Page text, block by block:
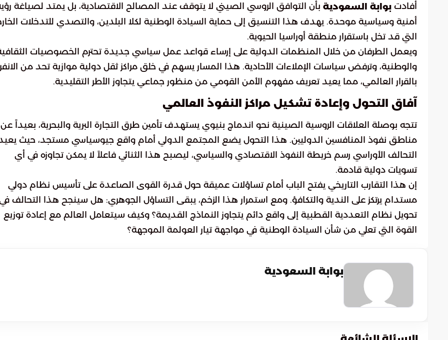
أفادت بوابة السعودية بأن التوافق الروسي الصيني لا يتوقف عند المصالح الاقتصادية، بل يمتد لصياغة
أمنية وسياسية موحدة. يهدف هذا التنسيق إلى حماية السيادة الوطنية لكلا البلدين، والتصدي للتدخلات
التي قد تخل باستقرار منطقة أوراسيا الحيوية.
ويعمل الطرفان من خلال المنظمات الدولية على إرساء قواعد عمل سياسي جديدة تحترم الخصوصيات
والوطنية، وترفض سياسات الإملاءات الأحادية. هذا المسار يسهم في خلق مراكز ثقل دولية موازية تحد من
بالقرار العالمي، مما يعيد تعريف مفهوم الأمن القومي من منظور جماعي يتجاوز الأطر التقليدية.
آفاق التحول وإعادة تشكيل مراكز النفوذ العالمي
تتجه بوصلة العلاقات الروسية الصينية نحو اندماج بنيوي يستهدف تأمين طرق التجارة البرية والبحرية، بعيداً عن
مناطق نفوذ المنافسين الدوليين. هذا التحول يضع المجتمع الدولي أمام واقع جيوسياسي مستجد، حيث
التحالف الأوراسي رسم خريطة النفوذ الاقتصادي والسياسي، ليصبح هذا الثنائي فاعلاً لا يمكن تجاوزه في أي
تسويات دولية قادمة.
إن هذا التقارب التاريخي يفتح الباب أمام تساؤلات عميقة حول قدرة القوى الصاعدة على تأسيس نظام دولي
مستدام يرتكز على الندية والتكافؤ. ومع استمرار هذا الزخم، يبقى التساؤل الجوهري: هل سينجح هذا التحالف
تحويل نظام التعددية القطبية إلى واقع دائم يتجاوز النماذج القديمة؟ وكيف سيتعامل العالم مع إعادة توزيع
القوة التي تعلي من شأن السيادة الوطنية في مواجهة تيار العولمة الموجهة؟
بوابة السعودية